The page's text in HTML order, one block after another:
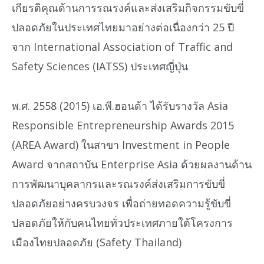
เกียรติคุณด้านการรณรงค์และส่งเสริมกิจกรรมขับขี่
ปลอดภัยในประเทศไทยมาอย่างต่อเนื่องกว่า 25 ปี
จาก International Association of Traffic and
Safety Sciences (IATSS) ประเทศญี่ปุ่น
พ.ศ. 2558 (2015) เอ.พี.ฮอนด้า ได้รับรางวัล Asia
Responsible Entrepreneurship Awards 2015
(AREA Award) ในสาขา Investment in People
Award จากสถาบัน Enterprise Asia ด้วยผลงานด้าน
การพัฒนาบุคลากรและรณรงค์ส่งเสริมการขับขี่
ปลอดภัยอย่างครบวงจร เพื่อถ่ายทอดความรู้ขับขี่
ปลอดภัยให้กับคนไทยทั่วประเทศภายใต้โครงการ
เมืองไทยปลอดภัย (Safety Thailand)